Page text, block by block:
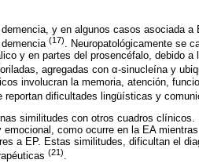
y en algunos casos asociada
(17). Neuropatológicamente se
y en partes del prosencéfalo, debido
agregadas con α-sinucleína y
involucran la memoria, atención,
dificultades lingüísticas y
similitudes con otros cuadros
como ocurre en la EA
a EP. Estas similitudes, dificultan el
(21).